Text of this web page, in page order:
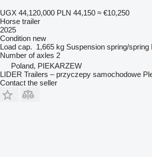
UGX 44,120,000 PLN 44,150 ≈ €10,250
Horse trailer
2025
Condition new
Load cap. 1,665 kg Suspension spring/spring
Number of axles 2
Poland, PIEKARZEW
LIDER Trailers – przyczepy samochodowe
Contact the seller